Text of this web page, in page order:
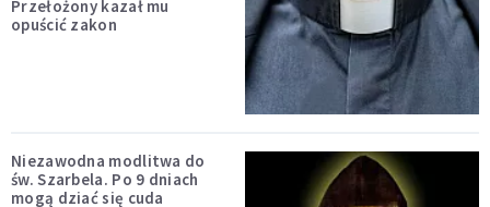
Przełożony kazał mu
opuścić zakon
Niezawodna modlitwa do
św. Szarbela. Po 9 dniach
mogą dziać się cuda